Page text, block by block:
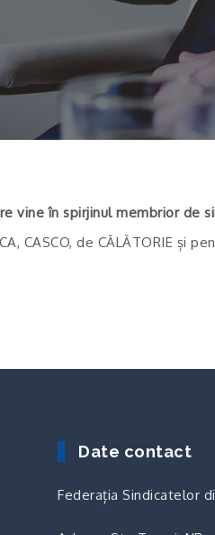
vine în spirjinul membrior de
CASCO, de CĂLĂTORIE și
Date contact
Federația Sindicatelor